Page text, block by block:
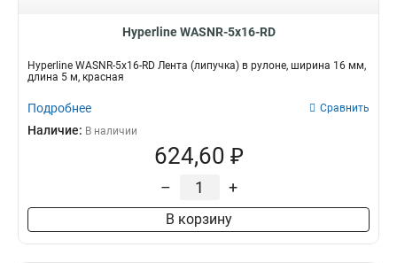
Hyperline WASNR-5x16-RD
Hyperline WASNR-5x16-RD Лента (липучка) в рулоне, ширина 16 мм,
длина 5 м, красная
Подробнее Сравнить
Наличие: В наличии
624,60 ₽
– +
В корзину